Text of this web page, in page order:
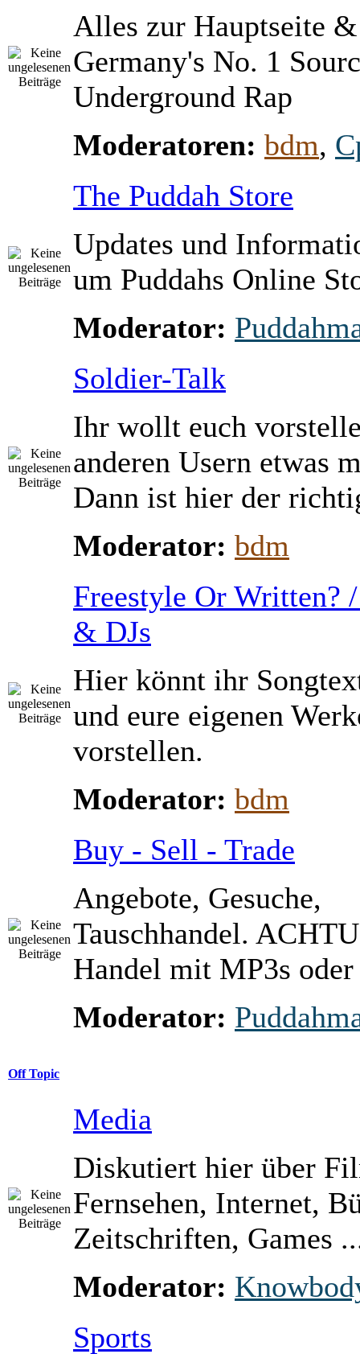
Alles zur Hauptseite
Germany's No. 1
Underground Rap
Moderatoren: bdm,
The Puddah Store
Updates und
um Puddahs Online
Moderator:
Soldier-Talk
Ihr wollt euch
anderen Usern etwas
Dann ist hier der
Moderator: bdm
Freestyle Or Written?
& DJs
Hier könnt ihr
und eure eigenen
vorstellen.
Moderator: bdm
Buy - Sell - Trade
Angebote, Gesuche,
Tauschhandel.
Handel mit MP3s
Moderator:
Off Topic
Media
Diskutiert hier über
Fernsehen, Internet,
Zeitschriften, Games
Moderator:
Sports